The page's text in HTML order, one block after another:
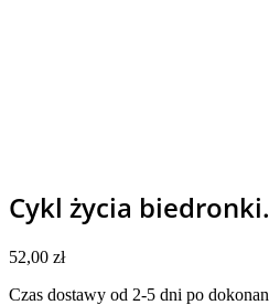
Cykl życia
52,00 zł
Czas dostawy od 2-5 dni po